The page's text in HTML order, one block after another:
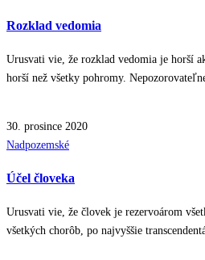
Rozklad vedomia
Urusvati vie, že rozklad vedomia je horší
horší než všetky pohromy.
30. prosince 2020
Posted
Nadpozemské
Účel človeka
Urusvati vie, že človek je rezervoárom
všetkých chorôb, po najvyššie